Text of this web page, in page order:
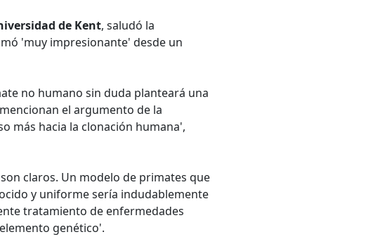
de Kent, saludó la
'muy impresionante' desde un
no humano sin duda planteará una
el argumento de la
más hacia la clonación humana',
claros. Un modelo de primates que
y uniforme sería indudablemente
tratamiento de enfermedades
genético'.